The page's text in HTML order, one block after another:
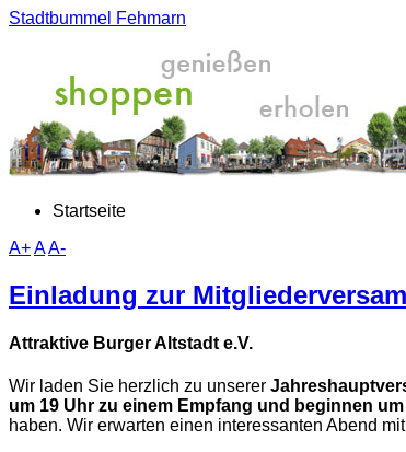
Stadtbummel Fehmarn
Startseite
A+AA-
Einladung zur
Attraktive Burger Altstadt e.V.
Wir laden Sie herzlich zu unserer
um 19 Uhr zu einem Empfang und beginnen
haben. Wir erwarten einen interessanten Abend